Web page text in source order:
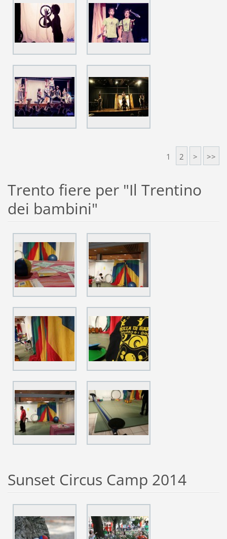
1 2 > >>
Trento fiere per "Il Trentino
dei bambini"
Sunset Circus Camp 2014